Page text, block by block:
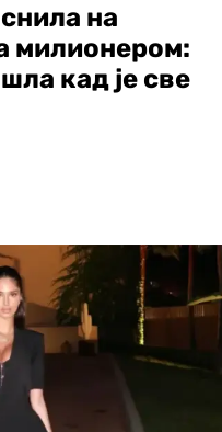
на
милионером:
кад је све